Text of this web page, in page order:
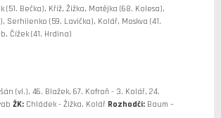
(51. Bečka), Kříž, Žižka, Matějka (68. Kolesa),
Serhiienko (59. Lavička), Kolář, Moskva (41.
Čížek (41. Hrdina)
(vl.), 46. Blažek, 67. Kofroň - 3. Kolář, 24.
ŽK: Chládek - Žižka, Kolář Rozhodčí: Baum –